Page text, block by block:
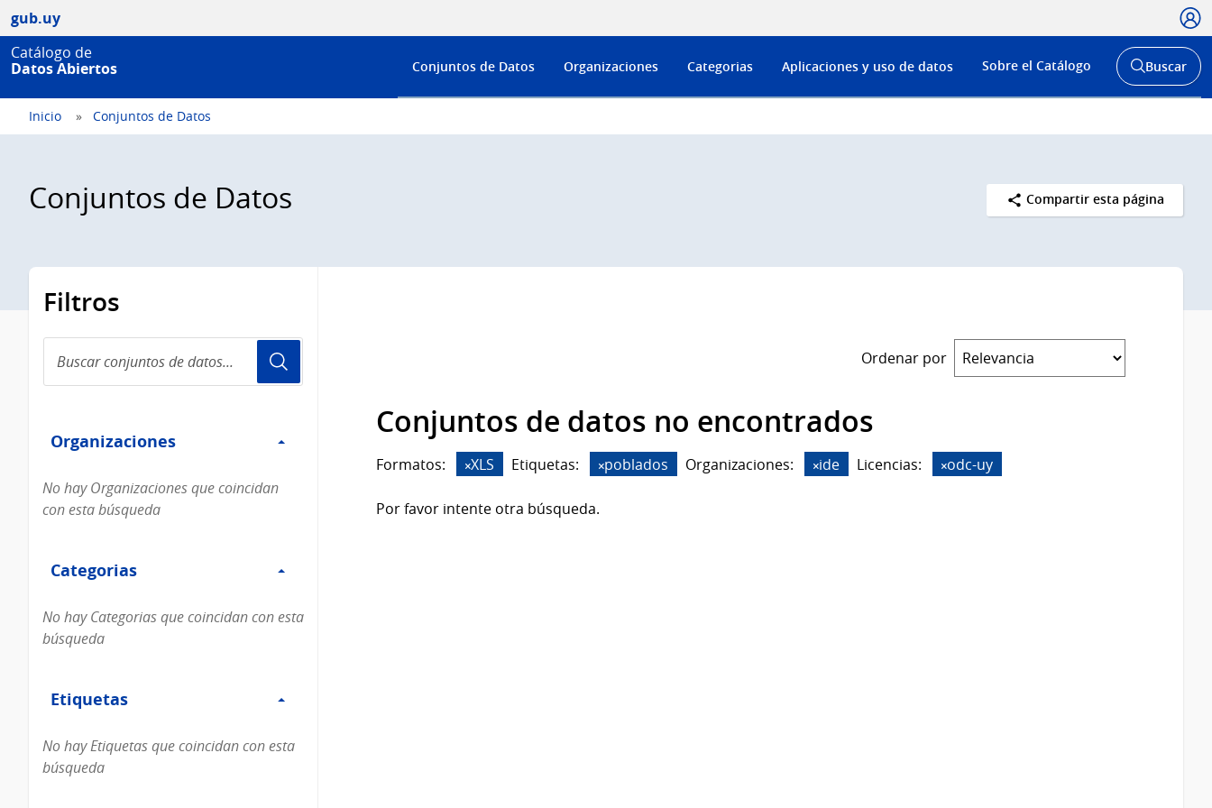
gub.uy
Catálogo de
Datos Abiertos
Menú
de
Conjuntos de Datos Organizaciones Categorias Aplicaciones y uso de datos Sobre el Catálogo
Abrir
buscador
Buscar
Inicio Conjuntos de Datos
Conjuntos de Datos Compartir esta página
Filtros
conjuntos
de
Organizaciones
Organizaciones
No hay Organizaciones que coincidan
con esta búsqueda
Categorias
Categorias
No hay Categorias que coincidan con esta
búsqueda
Etiquetas
Etiquetas
No hay Etiquetas que coincidan con esta
búsqueda
Ordenar por
Conjuntos de datos no encontrados
Formatos: XLS Etiquetas: poblados Organizaciones: ide Licencias: odc-uy
Por favor intente otra búsqueda.